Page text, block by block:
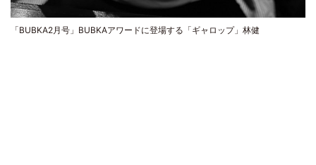
「BUBKA2月号」BUBKAアワードに登場する「ギャロップ」林健